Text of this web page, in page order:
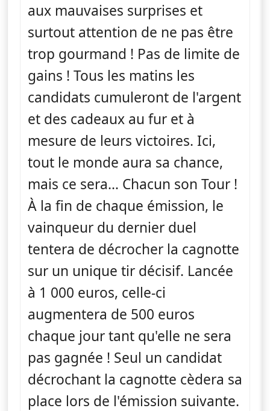
aux mauvaises surprises et
surtout attention de ne pas être
trop gourmand ! Pas de limite de
gains ! Tous les matins les
candidats cumuleront de l'argent
et des cadeaux au fur et à
mesure de leurs victoires. Ici,
tout le monde aura sa chance,
mais ce sera… Chacun son Tour !
À la fin de chaque émission, le
vainqueur du dernier duel
tentera de décrocher la cagnotte
sur un unique tir décisif. Lancée
à 1 000 euros, celle-ci
augmentera de 500 euros
chaque jour tant qu'elle ne sera
pas gagnée ! Seul un candidat
décrochant la cagnotte cèdera sa
place lors de l'émission suivante.